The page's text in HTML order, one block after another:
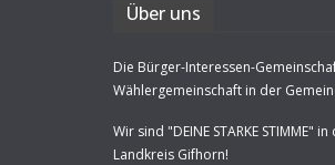
Über uns
Die Bürger-Interessen-
Wählergemeinschaft in der
Wir sind "DEINE STARKE STIMME"
Landkreis Gifhorn!